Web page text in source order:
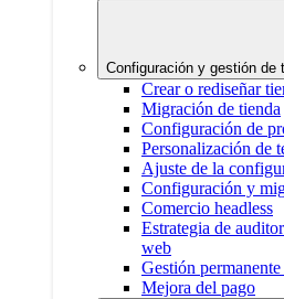
Configuración y gestión de
Crear o rediseñar
Migración de tienda
Configuración de
Personalización de
Ajuste de la
Configuración y
Comercio headless
Estrategia de
web
Gestión
Mejora del pago